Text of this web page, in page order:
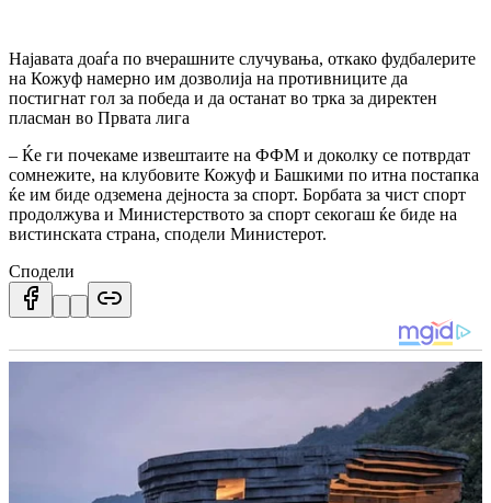
Најавата доаѓа по вчерашните случувања, откако фудбалерите
на Кожуф намерно им дозволија на противниците да
постигнат гол за победа и да останат во трка за директен
пласман во Првата лига
– Ќе ги почекаме извештаите на ФФМ и доколку се потврдат
сомнежите, на клубовите Кожуф и Башкими по итна постапка
ќе им биде одземена дејноста за спорт. Борбата за чист спорт
продолжува и Министерството за спорт секогаш ќе биде на
вистинската страна, сподели Министерот.
Сподели